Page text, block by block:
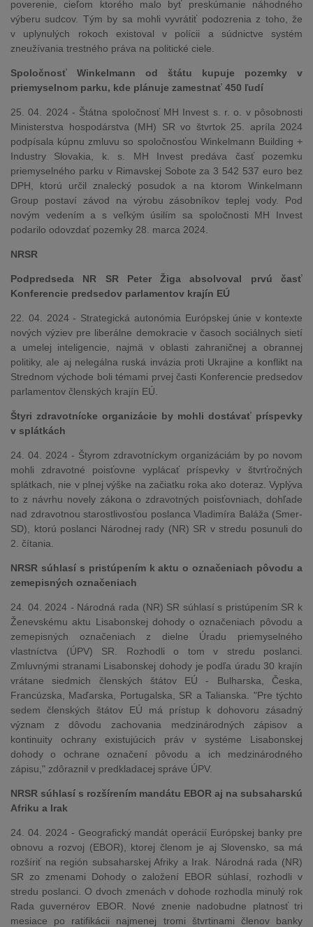
poverenie, cieľom ktorého malo byť preskúmanie náhodného
výberu sudcov. Tým by sa mohli vyvrátiť podozrenia z toho, že
v uplynulých rokoch existoval v polícii a súdnictve systém
zneužívania trestného práva na politické ciele.
Spoločnosť Winkelmann od štátu kupuje pozemky v
priemyselnom parku, kde plánuje zamestnať 450 ľudí
25. 04. 2024 - Štátna spoločnosť MH Invest s. r. o. v pôsobnosti
Ministerstva hospodárstva (MH) SR vo štvrtok 25. apríla 2024
podpísala kúpnu zmluvu so spoločnosťou Winkelmann Building +
Industry Slovakia, k. s. MH Invest predáva časť pozemku
priemyselného parku v Rimavskej Sobote za 3 542 537 euro bez
DPH, ktorú určil znalecký posudok a na ktorom Winkelmann
Group postaví závod na výrobu zásobníkov teplej vody. Pod
novým vedením a s veľkým úsilím sa spoločnosti MH Invest
podarilo odovzdať pozemky 28. marca 2024.
NRSR
Podpredseda NR SR Peter Žiga absolvoval prvú časť
Konferencie predsedov parlamentov krajín EÚ
22. 04. 2024 - Strategická autonómia Európskej únie v kontexte
nových výziev pre liberálne demokracie v časoch sociálnych sietí
a umelej inteligencie, najmä v oblasti zahraničnej a obrannej
politiky, ale aj nelegálna ruská invázia proti Ukrajine a konflikt na
Strednom východe boli témami prvej časti Konferencie predsedov
parlamentov členských krajín EÚ.
Štyri zdravotnícke organizácie by mohli dostávať príspevky
v splátkách
24. 04. 2024 - Štyrom zdravotníckym organizáciám by po novom
mohli zdravotné poisťovne vyplácať príspevky v štvrťročných
splátkach, nie v plnej výške na začiatku roka ako doteraz. Vyplýva
to z návrhu novely zákona o zdravotných poisťovniach, dohľade
nad zdravotnou starostlivosťou poslanca Vladimíra Baláža (Smer-
SD), ktorú poslanci Národnej rady (NR) SR v stredu posunuli do
2. čítania.
NRSR súhlasí s pristúpením k aktu o označeniach pôvodu a
zemepisných označeniach
24. 04. 2024 - Národná rada (NR) SR súhlasí s pristúpením SR k
Ženevskému aktu Lisabonskej dohody o označeniach pôvodu a
zemepisných označeniach z dielne Úradu priemyselného
vlastníctva (ÚPV) SR. Rozhodli o tom v stredu poslanci.
Zmluvnými stranami Lisabonskej dohody je podľa úradu 30 krajín
vrátane siedmich členských štátov EÚ - Bulharska, Česka,
Francúzska, Maďarska, Portugalska, SR a Talianska. "Pre týchto
sedem členských štátov EÚ má prístup k dohovoru zásadný
význam z dôvodu zachovania medzinárodných zápisov a
kontinuity ochrany existujúcich práv v systéme Lisabonskej
dohody o ochrane označení pôvodu a ich medzinárodného
zápisu," zdôraznil v predkladacej správe ÚPV.
NRSR súhlasí s rozšírením mandátu EBOR aj na subsaharskú
Afriku a Irak
24. 04. 2024 - Geografický mandát operácií Európskej banky pre
obnovu a rozvoj (EBOR), ktorej členom je aj Slovensko, sa má
rozšíriť na región subsaharskej Afriky a Irak. Národná rada (NR)
SR zo zmenami Dohody o založení EBOR súhlasí, rozhodli v
stredu poslanci. O dvoch zmenách v dohode rozhodla minulý rok
Rada guvernérov EBOR. Nové znenie nadobudne platnosť tri
mesiace po ratifikácii najmenej tromi štvrtinami členov banky